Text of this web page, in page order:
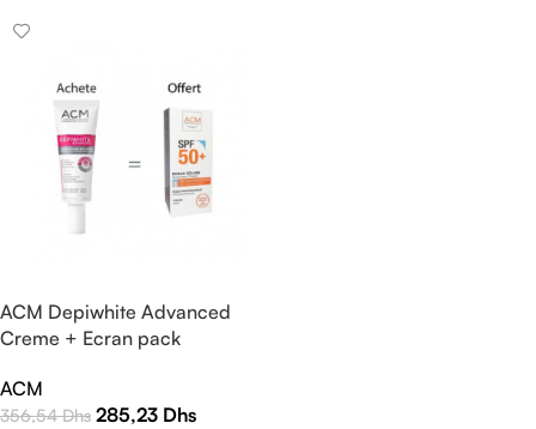
ACM Depiwhite Advanced
Creme + Ecran pack
ACM
356,54Dhs 285,23 Dhs